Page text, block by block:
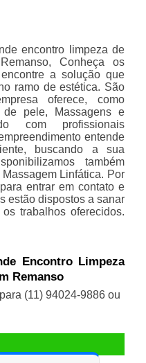
encontro limpeza de
Conheça os
a solução que
ramo de estética. São
oferece, como
pele, Massagens e
com profissionais
entende
buscando a sua
também
Linfática. Por
entrar em contato e
estão dispostos a sanar
trabalhos oferecidos.
Encontro Limpeza
Remanso
(11) 94024-9886ou